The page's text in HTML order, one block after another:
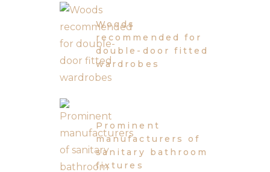
Woods
recommended for
double-door fitted
wardrobes
Prominent
manufacturers of
sanitary bathroom
fixtures